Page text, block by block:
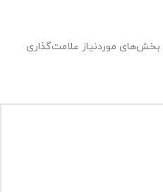
بخش‌های موردنیاز علامت‌گذاری